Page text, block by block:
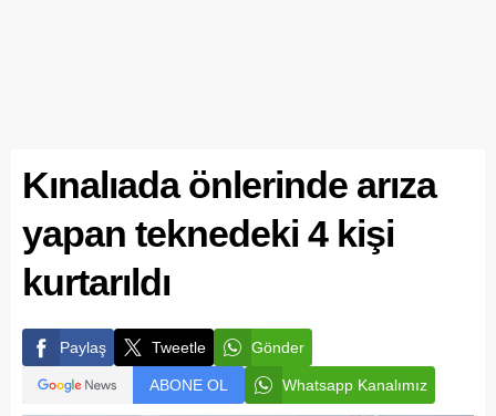
Kınalıada önlerinde arıza
yapan teknedeki 4 kişi
kurtarıldı
Paylaş Tweetle Gönder
ABONE OL Whatsapp Kanalımız